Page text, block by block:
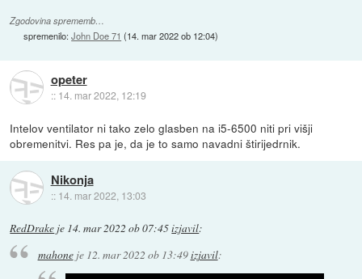
Zgodovina sprememb…
spremenilo:John Doe 71 (14. mar 2022 ob 12:04)
opeter
:: 14. mar 2022, 12:19
Intelov ventilator ni tako zelo glasben na i5-6500 niti pri višji
obremenitvi. Res pa je, da je to samo navadni štirijedrnik.
Nikonja
:: 14. mar 2022, 13:03
RedDrake je 14. mar 2022 ob 07:45izjavil:
mahoneje 12. mar 2022 ob 13:49izjavil: